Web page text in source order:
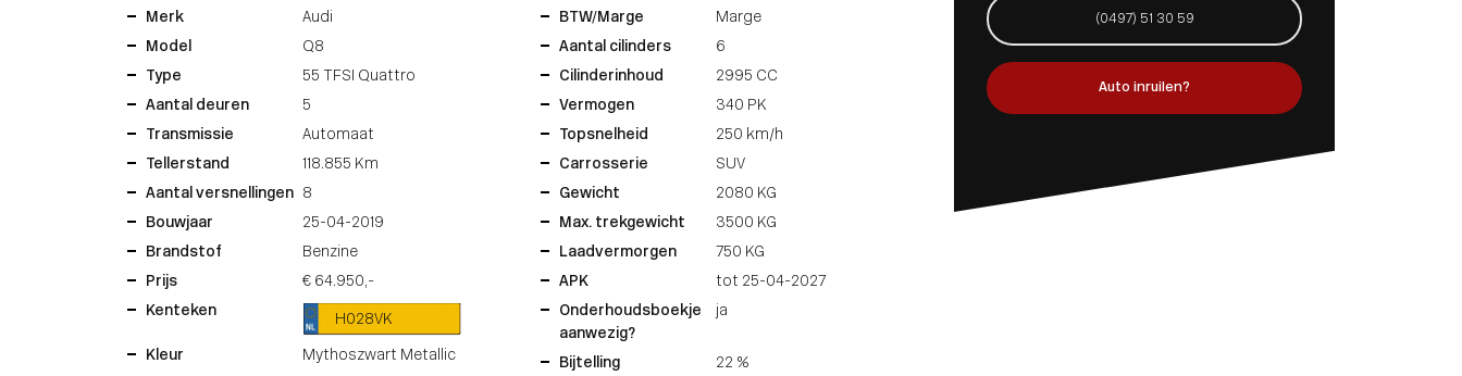
Merk
Audi
Model
Q8
Type
55 TFSI Quattro
Aantal deuren
5
Transmissie
Automaat
Tellerstand
118.855 Km
Aantal versnellingen 8
Bouwjaar
25-04-2019
Brandstof
Benzine
Prijs
€ 64.950,-
Kenteken
H028VK
Kleur
Mythoszwart Metallic
BTW/Marge
Marge
Aantal cilinders
6
Cilinderinhoud
2995 CC
Vermogen
340 PK
Topsnelheid
250 km/h
Carrosserie
SUV
Gewicht
2080 KG
Max. trekgewicht
3500 KG
Laadvermorgen
750 KG
APK
tot 25-04-2027
Onderhoudsboekje
aanwezig?
ja
Bijtelling
22 %
(0497) 51 30 59
Auto inruilen?